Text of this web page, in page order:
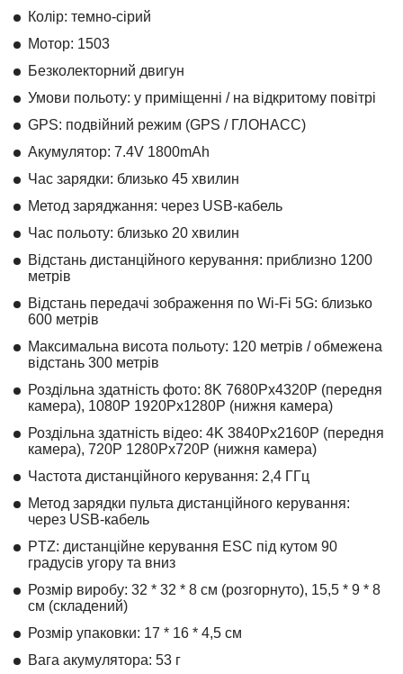
Колір: темно-сірий
Мотор: 1503
Безколекторний двигун
Умови польоту: у приміщенні / на відкритому повітрі
GPS: подвійний режим (GPS / ГЛОНАСС)
Акумулятор: 7.4V 1800mAh
Час зарядки: близько 45 хвилин
Метод заряджання: через USB-кабель
Час польоту: близько 20 хвилин
Відстань дистанційного керування: приблизно 1200
метрів
Відстань передачі зображення по Wi-Fi 5G: близько
600 метрів
Максимальна висота польоту: 120 метрів / обмежена
відстань 300 метрів
Роздільна здатність фото: 8K 7680Px4320P (передня
камера), 1080P 1920Px1280P (нижня камера)
Роздільна здатність відео: 4K 3840Px2160P (передня
камера), 720P 1280Px720P (нижня камера)
Частота дистанційного керування: 2,4 ГГц
Метод зарядки пульта дистанційного керування:
через USB-кабель
PTZ: дистанційне керування ESC під кутом 90
градусів угору та вниз
Розмір виробу: 32 * 32 * 8 см (розгорнуто), 15,5 * 9 * 8
см (складений)
Розмір упаковки: 17 * 16 * 4,5 см
Вага акумулятора: 53 г